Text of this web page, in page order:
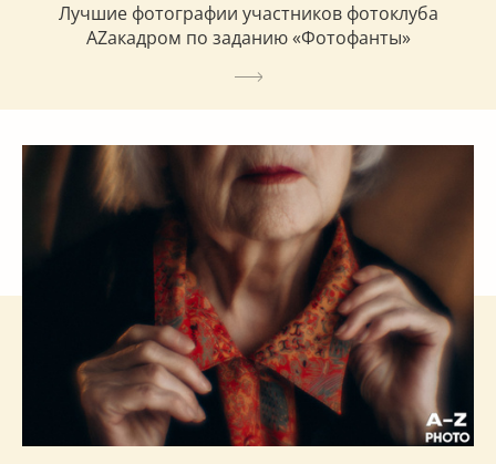
Лучшие фотографии участников фотоклуба
AZакадром по заданию «Фотофанты»